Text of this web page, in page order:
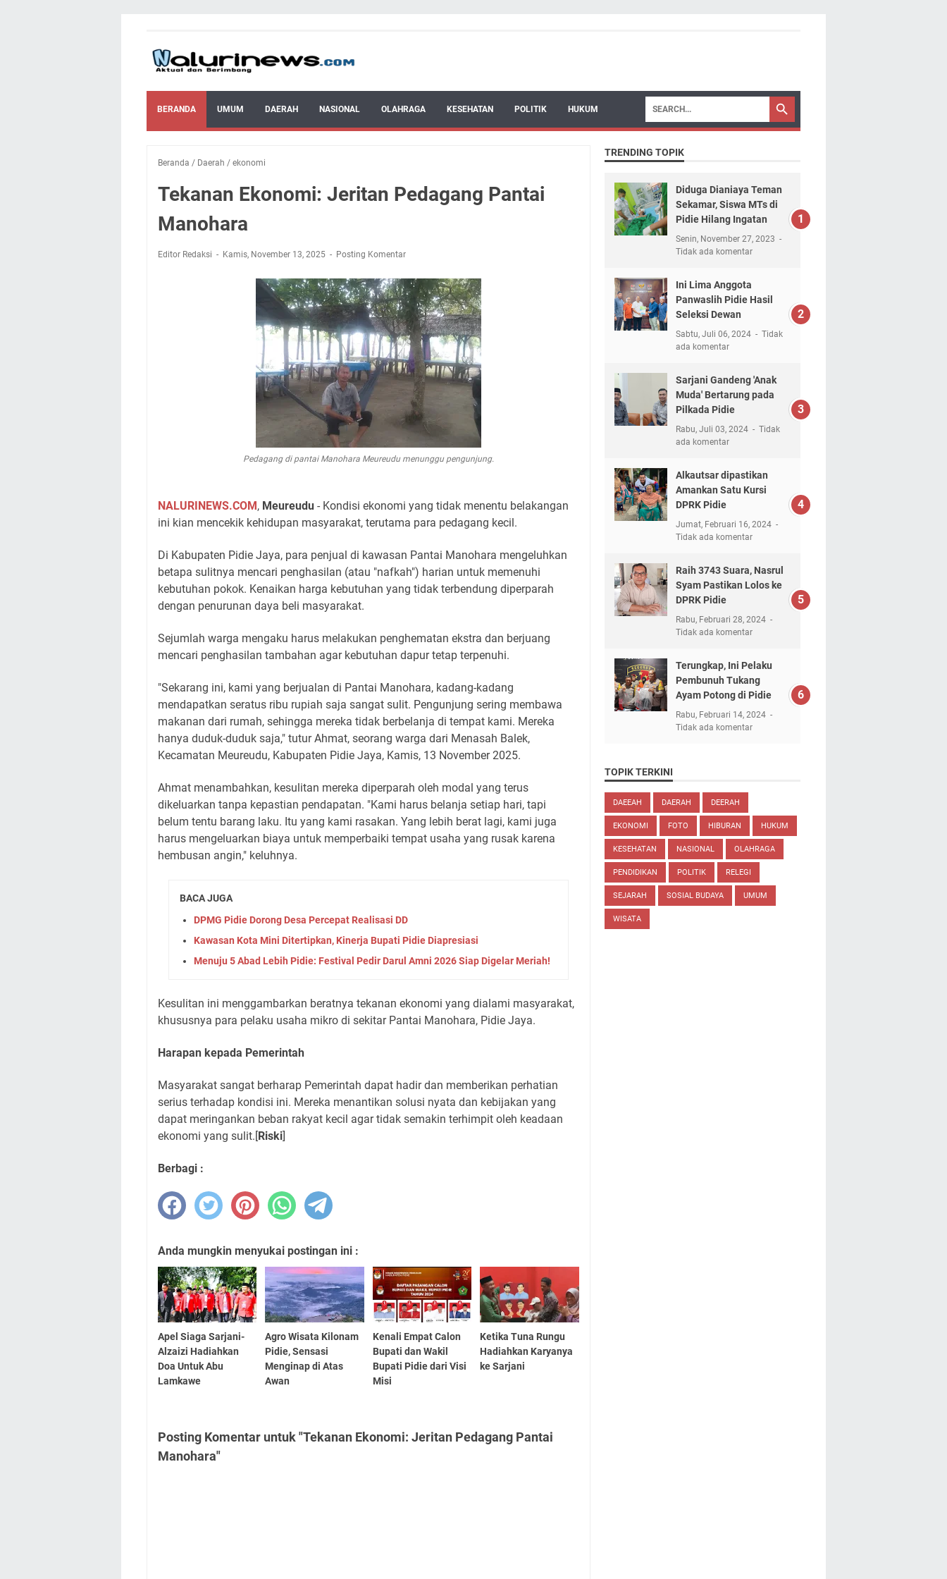
BERANDA UMUM DAERAH NASIONAL OLAHRAGA KESEHATAN POLITIK HUKUM
Beranda / Daerah / ekonomi
Tekanan Ekonomi: Jeritan Pedagang Pantai
Manohara
Editor Redaksi Kamis, November 13, 2025 Posting Komentar
Pedagang di pantai Manohara Meureudu menunggu pengunjung.
NALURINEWS.COM, Meureudu - Kondisi ekonomi yang tidak menentu belakangan
ini kian mencekik kehidupan masyarakat, terutama para pedagang kecil.
Di Kabupaten Pidie Jaya, para penjual di kawasan Pantai Manohara mengeluhkan
betapa sulitnya mencari penghasilan (atau "nafkah") harian untuk memenuhi
kebutuhan pokok. Kenaikan harga kebutuhan yang tidak terbendung diperparah
dengan penurunan daya beli masyarakat.
​Sejumlah warga mengaku harus melakukan penghematan ekstra dan berjuang
mencari penghasilan tambahan agar kebutuhan dapur tetap terpenuhi.
​"Sekarang ini, kami yang berjualan di Pantai Manohara, kadang-kadang
mendapatkan seratus ribu rupiah saja sangat sulit. Pengunjung sering membawa
makanan dari rumah, sehingga mereka tidak berbelanja di tempat kami. Mereka
hanya duduk-duduk saja," tutur Ahmat, seorang warga dari Menasah Balek,
Kecamatan Meureudu, Kabupaten Pidie Jaya, Kamis, 13 November 2025.
​Ahmat menambahkan, kesulitan mereka diperparah oleh modal yang terus
dikeluarkan tanpa kepastian pendapatan. "Kami harus belanja setiap hari, tapi
belum tentu barang laku. Itu yang kami rasakan. Yang lebih berat lagi, kami juga
harus mengeluarkan biaya untuk memperbaiki tempat usaha yang rusak karena
hembusan angin," keluhnya.
BACA JUGA
DPMG Pidie Dorong Desa Percepat Realisasi DD
Kawasan Kota Mini Ditertipkan, Kinerja Bupati Pidie Diapresiasi
Menuju 5 Abad Lebih Pidie: Festival Pedir Darul Amni 2026 Siap Digelar Meriah!
​Kesulitan ini menggambarkan beratnya tekanan ekonomi yang dialami masyarakat,
khususnya para pelaku usaha mikro di sekitar Pantai Manohara, Pidie Jaya.
Harapan kepada Pemerintah
​Masyarakat sangat berharap Pemerintah dapat hadir dan memberikan perhatian
serius terhadap kondisi ini. Mereka menantikan solusi nyata dan kebijakan yang
dapat meringankan beban rakyat kecil agar tidak semakin terhimpit oleh keadaan
ekonomi yang sulit.[Riski]
Berbagi :
Anda mungkin menyukai postingan ini :
Apel Siaga Sarjani-
Alzaizi Hadiahkan
Doa Untuk Abu
Lamkawe
Agro Wisata Kilonam
Pidie, Sensasi
Menginap di Atas
Awan
Kenali Empat Calon
Bupati dan Wakil
Bupati Pidie dari Visi
Misi
Ketika Tuna Rungu
Hadiahkan Karyanya
ke Sarjani
Posting Komentar untuk "Tekanan Ekonomi: Jeritan Pedagang Pantai
Manohara"
TRENDING TOPIK
Diduga Dianiaya Teman
Sekamar, Siswa MTs di
Pidie Hilang Ingatan
Senin, November 27, 2023
Tidak ada komentar
Ini Lima Anggota
Panwaslih Pidie Hasil
Seleksi Dewan
Sabtu, Juli 06, 2024
Tidak
ada komentar
Sarjani Gandeng 'Anak
Muda' Bertarung pada
Pilkada Pidie
Rabu, Juli 03, 2024
Tidak
ada komentar
Alkautsar dipastikan
Amankan Satu Kursi
DPRK Pidie
Jumat, Februari 16, 2024
Tidak ada komentar
Raih 3743 Suara, Nasrul
Syam Pastikan Lolos ke
DPRK Pidie
Rabu, Februari 28, 2024
Tidak ada komentar
Terungkap, Ini Pelaku
Pembunuh Tukang
Ayam Potong di Pidie
Rabu, Februari 14, 2024
Tidak ada komentar
TOPIK TERKINI
DAEEAH DAERAH DEERAH
EKONOMI FOTO HIBURAN HUKUM
KESEHATAN NASIONAL OLAHRAGA
PENDIDIKAN POLITIK RELEGI
SEJARAH SOSIAL BUDAYA UMUM
WISATA